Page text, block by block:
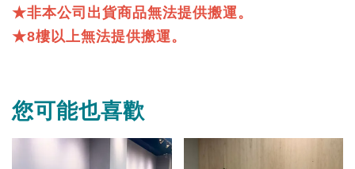
★非本公司出貨商品無法提供搬運。
★8樓以上無法提供搬運。
您可能也喜歡